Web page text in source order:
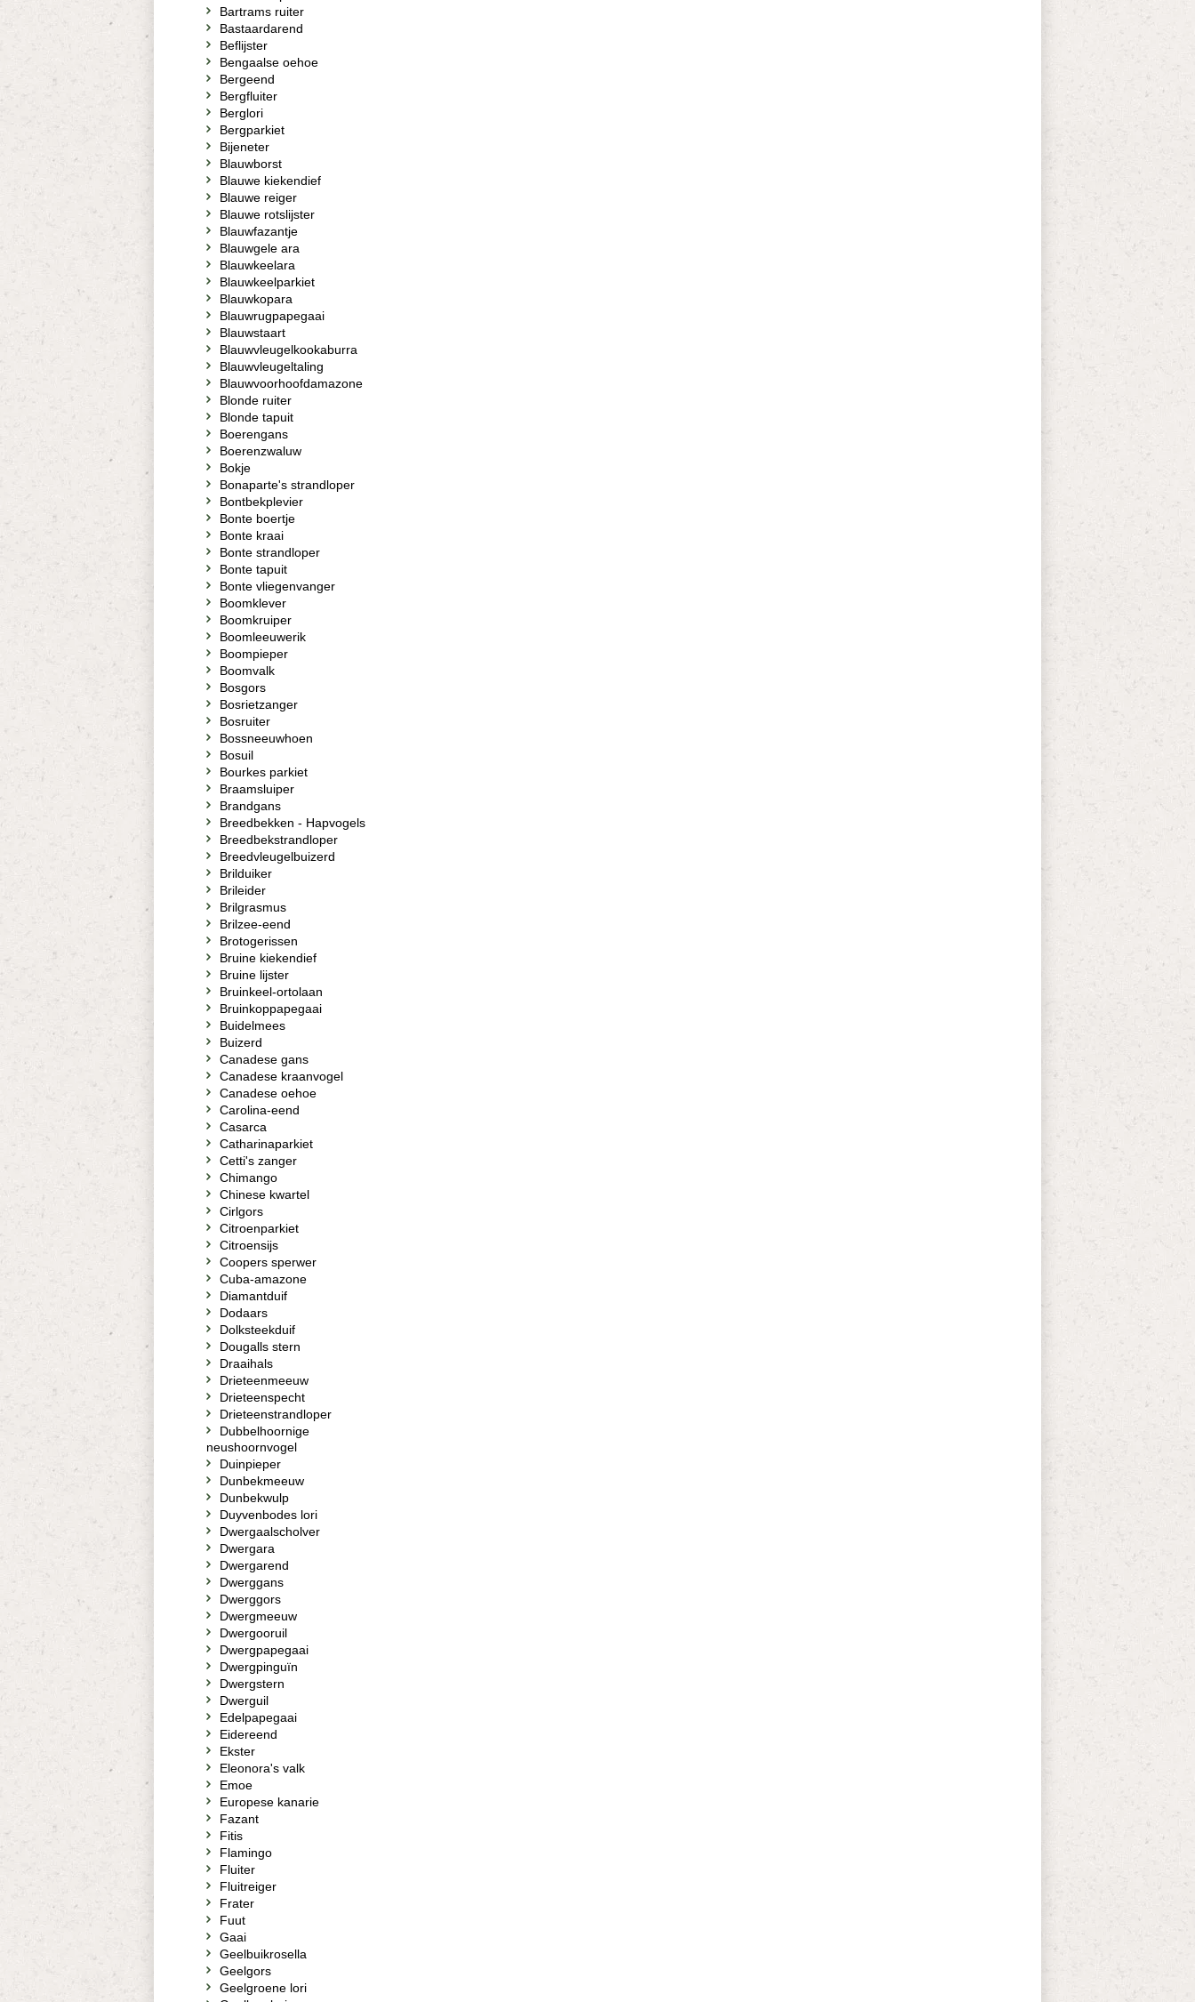
Bartrams ruiter
Bastaardarend
Beflijster
Bengaalse oehoe
Bergeend
Bergfluiter
Berglori
Bergparkiet
Bijeneter
Blauwborst
Blauwe kiekendief
Blauwe reiger
Blauwe rotslijster
Blauwfazantje
Blauwgele ara
Blauwkeelara
Blauwkeelparkiet
Blauwkopara
Blauwrugpapegaai
Blauwstaart
Blauwvleugelkookaburra
Blauwvleugeltaling
Blauwvoorhoofdamazone
Blonde ruiter
Blonde tapuit
Boerengans
Boerenzwaluw
Bokje
Bonaparte's strandloper
Bontbekplevier
Bonte boertje
Bonte kraai
Bonte strandloper
Bonte tapuit
Bonte vliegenvanger
Boomklever
Boomkruiper
Boomleeuwerik
Boompieper
Boomvalk
Bosgors
Bosrietzanger
Bosruiter
Bossneeuwhoen
Bosuil
Bourkes parkiet
Braamsluiper
Brandgans
Breedbekken - Hapvogels
Breedbekstrandloper
Breedvleugelbuizerd
Brilduiker
Brileider
Brilgrasmus
Brilzee-eend
Brotogerissen
Bruine kiekendief
Bruine lijster
Bruinkeel-ortolaan
Bruinkoppapegaai
Buidelmees
Buizerd
Canadese gans
Canadese kraanvogel
Canadese oehoe
Carolina-eend
Casarca
Catharinaparkiet
Cetti's zanger
Chimango
Chinese kwartel
Cirlgors
Citroenparkiet
Citroensijs
Coopers sperwer
Cuba-amazone
Diamantduif
Dodaars
Dolksteekduif
Dougalls stern
Draaihals
Drieteenmeeuw
Drieteenspecht
Drieteenstrandloper
Dubbelhoornige
neushoornvogel
Duinpieper
Dunbekmeeuw
Dunbekwulp
Duyvenbodes lori
Dwergaalscholver
Dwergara
Dwergarend
Dwerggans
Dwerggors
Dwergmeeuw
Dwergooruil
Dwergpapegaai
Dwergpinguïn
Dwergstern
Dwerguil
Edelpapegaai
Eidereend
Ekster
Eleonora's valk
Emoe
Europese kanarie
Fazant
Fitis
Flamingo
Fluiter
Fluitreiger
Frater
Fuut
Gaai
Geelbuikrosella
Geelgors
Geelgroene lori